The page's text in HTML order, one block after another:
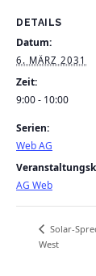
DETAILS
Datum:
6. MÄRZ 2031
Zeit:
9:00 - 10:00
Serien:
Web AG
AG Web
Solar-
West